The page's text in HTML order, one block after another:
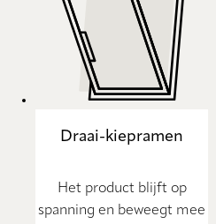
Draai-kiepramen
Het product blijft op
spanning en beweegt mee